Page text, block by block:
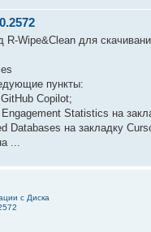
R-Wipe&Clean для
пункты:
Copilot;
Statistics на
Databases на закладку
...
с Диска